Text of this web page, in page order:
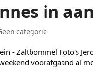
in
categorie
- Zaltbommel Foto's
voorafgaand al